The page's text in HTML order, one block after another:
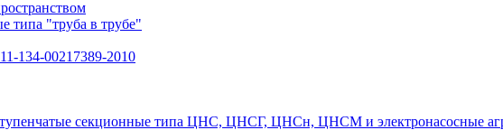
типа "труба в трубе"
134-00217389-2010
секционные типа ЦНС, ЦНСГ, ЦНСн, ЦНСМ и электронасосные